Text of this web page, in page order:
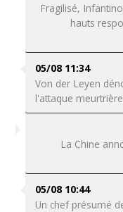
Fragilisé,
hauts
05/08 11:34
Von der Leyen
l'attaque
La Chine
05/08 10:44
Un chef présumé